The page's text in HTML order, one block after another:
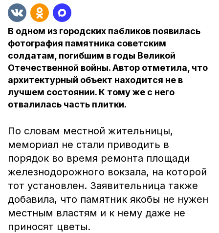
В одном из городских пабликов появилась
фотография памятника советским
солдатам, погибшим в годы Великой
Отечественной войны. Автор отметила, что
архитектурный объект находится не в
лучшем состоянии. К тому же с него
отвалилась часть плитки.
По словам местной жительницы,
мемориал не стали приводить в
порядок во время ремонта площади
железнодорожного вокзала, на которой
тот установлен. Заявительница также
добавила, что памятник якобы не нужен
местным властям и к нему даже не
приносят цветы.